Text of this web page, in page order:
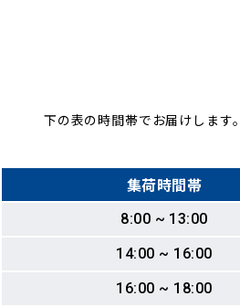
下の表の時間帯でお届けしま
集荷時間帯
8:00 ~ 13:00
14:00 ~ 16:00
16:00 ~ 18:00